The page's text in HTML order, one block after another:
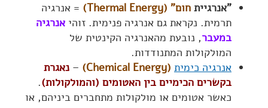
"אנרגיית חום" (Thermal Energy)
= אנרגיה
תרמית. נקראת גם אנרגיה פנימית. זוהי אנרגיה
במעבר, נובעת מהאנרגיה הקינטית של
המולקולות המתנודדות.
אנרגיה כימית (Chemical Energy)
– נאגרת
בקשרים הכימיים בין האטומים (והמולקולות).
כאשר אטומים או מולקולות מתחברים ביניהם, או